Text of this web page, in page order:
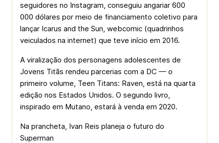
seguidores no Instagram, conseguiu angariar 600
000 dólares por meio de financiamento coletivo para
lançar Icarus and the Sun, webcomic (quadrinhos
veiculados na internet) que teve início em 2016.
A viralização dos personagens adolescentes de
Jovens Titãs rendeu parcerias com a DC — o
primeiro volume, Teen Titans: Raven, está na quarta
edição nos Estados Unidos. O segundo livro,
inspirado em Mutano, estará à venda em 2020.
Na prancheta, Ivan Reis planeja o futuro do
Superman